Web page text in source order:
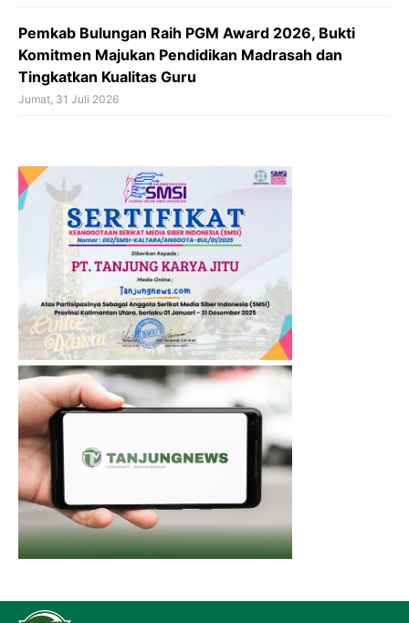
Pemkab Bulungan Raih PGM Award 2026, Bukti
Komitmen Majukan Pendidikan Madrasah dan
Tingkatkan Kualitas Guru
Jumat, 31 Juli 2026